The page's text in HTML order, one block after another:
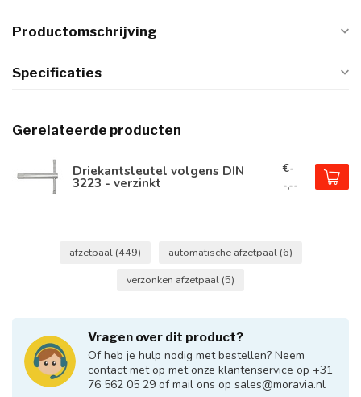
Productomschrijving
Specificaties
Gerelateerde producten
Driekantsleutel volgens DIN
3223 - verzinkt
€-
-,--
afzetpaal (449) automatische afzetpaal (6)
verzonken afzetpaal (5)
Vragen over dit product?
Of heb je hulp nodig met bestellen? Neem
contact met op met onze klantenservice op +31
76 562 05 29 of mail ons op sales@moravia.nl